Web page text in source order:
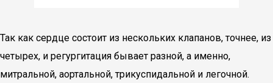
Так как сердце состоит из нескольких клапанов, точнее, из
четырех, и регургитация бывает разной, а именно,
митральной, аортальной, трикуспидальной и легочной.